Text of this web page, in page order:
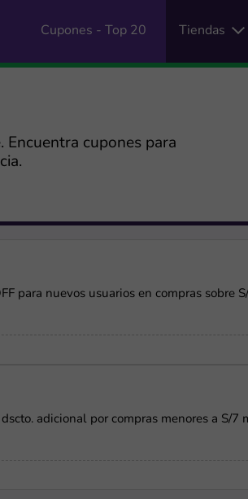
Cupones - Top 20 Tiendas
Encuentra cupones para
para nuevos usuarios en compras sobre
adicional por compras menores a S/7